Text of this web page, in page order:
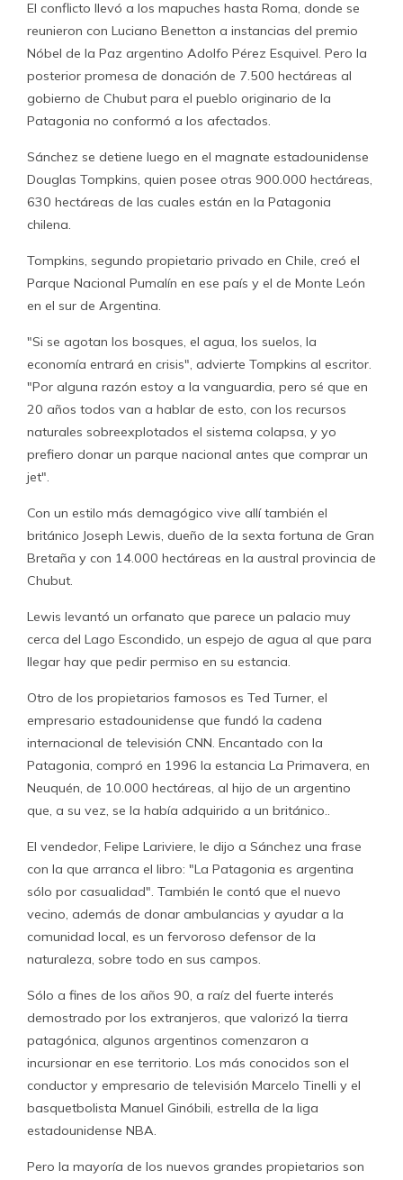
El conflicto llevó a los mapuches hasta Roma, donde se
reunieron con Luciano Benetton a instancias del premio
Nóbel de la Paz argentino Adolfo Pérez Esquivel. Pero la
posterior promesa de donación de 7.500 hectáreas al
gobierno de Chubut para el pueblo originario de la
Patagonia no conformó a los afectados.
Sánchez se detiene luego en el magnate estadounidense
Douglas Tompkins, quien posee otras 900.000 hectáreas,
630 hectáreas de las cuales están en la Patagonia
chilena.
Tompkins, segundo propietario privado en Chile, creó el
Parque Nacional Pumalín en ese país y el de Monte León
en el sur de Argentina.
"Si se agotan los bosques, el agua, los suelos, la
economía entrará en crisis", advierte Tompkins al escritor.
"Por alguna razón estoy a la vanguardia, pero sé que en
20 años todos van a hablar de esto, con los recursos
naturales sobreexplotados el sistema colapsa, y yo
prefiero donar un parque nacional antes que comprar un
jet".
Con un estilo más demagógico vive allí también el
británico Joseph Lewis, dueño de la sexta fortuna de Gran
Bretaña y con 14.000 hectáreas en la austral provincia de
Chubut.
Lewis levantó un orfanato que parece un palacio muy
cerca del Lago Escondido, un espejo de agua al que para
llegar hay que pedir permiso en su estancia.
Otro de los propietarios famosos es Ted Turner, el
empresario estadounidense que fundó la cadena
internacional de televisión CNN. Encantado con la
Patagonia, compró en 1996 la estancia La Primavera, en
Neuquén, de 10.000 hectáreas, al hijo de un argentino
que, a su vez, se la había adquirido a un británico..
El vendedor, Felipe Lariviere, le dijo a Sánchez una frase
con la que arranca el libro: "La Patagonia es argentina
sólo por casualidad". También le contó que el nuevo
vecino, además de donar ambulancias y ayudar a la
comunidad local, es un fervoroso defensor de la
naturaleza, sobre todo en sus campos.
Sólo a fines de los años 90, a raíz del fuerte interés
demostrado por los extranjeros, que valorizó la tierra
patagónica, algunos argentinos comenzaron a
incursionar en ese territorio. Los más conocidos son el
conductor y empresario de televisión Marcelo Tinelli y el
basquetbolista Manuel Ginóbili, estrella de la liga
estadounidense NBA.
Pero la mayoría de los nuevos grandes propietarios son